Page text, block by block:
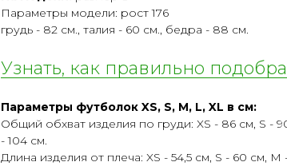
Параметры модели: рост 176
грудь - 82 см., талия - 60 см., бедра - 88 см.
Узнать, как правильно
Параметры футболок XS, S, M, L, XL в см:
Общий обхват изделия по груди: XS - 86 см, S -
- 104 см.
Длина изделия от плеча: XS - 54,5 см, S - 60 см, M